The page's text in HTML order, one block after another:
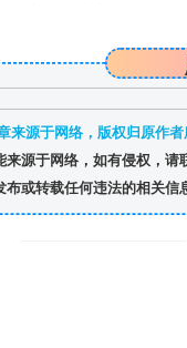
来源于网络，版权归原作
源于网络，如有侵权，请
或转载任何违法的相关信